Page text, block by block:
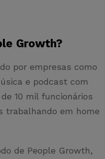
Growth?
por empresas como
e podcast com
10 mil funcionários
trabalhando em home
de People Growth,